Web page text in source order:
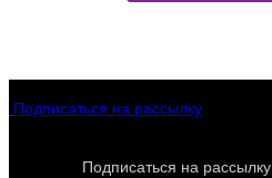
Подписаться на рассылку
Подписаться на рассылку